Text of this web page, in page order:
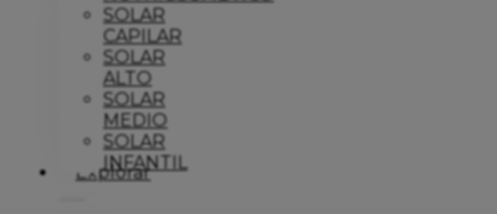
SOLAR
CAPILAR
SOLAR
ALTO
SOLAR
MEDIO
SOLAR
INFANTIL
Explorar